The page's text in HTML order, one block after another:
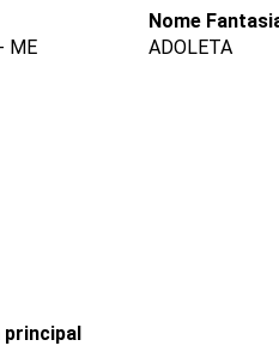
ME
Nome
ADOLETA
principal